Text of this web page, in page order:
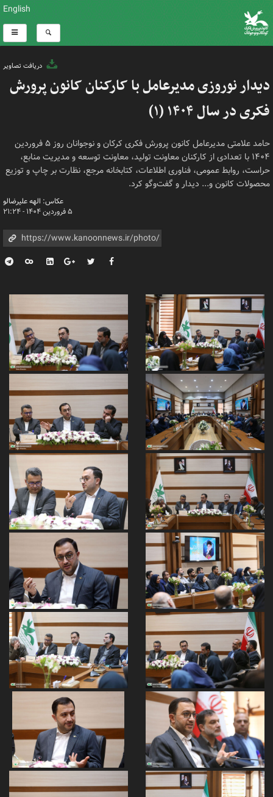
English
دریافت تصاویر
دیدار نوروزی مدیرعامل با کارکنان کانون پرورش
فکری در سال ۱۴۰۴ (۱)
حامد علامتی مدیرعامل کانون پرورش فکری کرکان و نوجوانان روز ۵ فروردین
۱۴۰۴ با تعدادی از کارکنان معاونت تولید، معاونت توسعه و مدیریت منابع،
حراست، روابط عمومی، فناوری اطلاعات، کتابخانه مرجع، نظارت بر چاپ و توزیع
محصولات کانون و... دیدار و گفت‌وگو کرد.
عکاس: الهه علیرضالو
۵ فروردین ۱۴۰۴ - ۲۱:۲۴